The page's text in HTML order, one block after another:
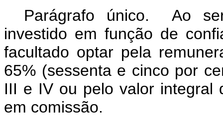
Parágrafo único. Ao
investido em função de
facultado optar pela
65% (sessenta e cinco por
III e IV ou pelo valor integral
em comissão.